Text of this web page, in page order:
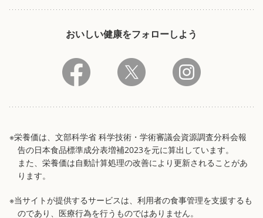
おいしい健康をフォローしよう
※栄養価は、文部科学省 科学技術・学術審議会資源調査分科会報
告の日本食品標準成分表増補2023を元に算出しています。
また、栄養価は自動計算処理の改善により更新されることがあ
ります。
※当サイトが提供するサービスは、利用者の食事管理を支援するも
のであり、医療行為を行うものではありません。